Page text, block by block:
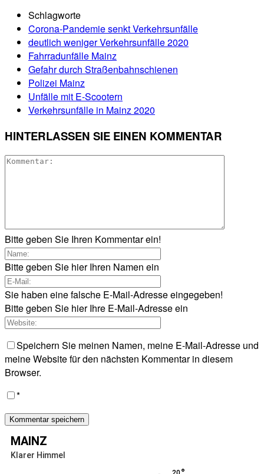
Schlagworte
Corona-Pandemie senkt Verkehrsunfälle
deutlich weniger Verkehrsunfälle 2020
Fahrradunfälle Mainz
Gefahr durch Straßenbahnschienen
Polizei Mainz
Unfälle mit E-Scootern
Verkehrsunfälle in Mainz 2020
HINTERLASSEN SIE EINEN KOMMENTAR
Bitte geben Sie Ihren Kommentar ein!
Bitte geben Sie hier Ihren Namen ein
Sie haben eine falsche E-Mail-Adresse eingegeben!
Bitte geben Sie hier Ihre E-Mail-Adresse ein
Speichern Sie meinen Namen, meine E-Mail-Adresse und
meine Website für den nächsten Kommentar in diesem
Browser.
*
MAINZ
Klarer Himmel